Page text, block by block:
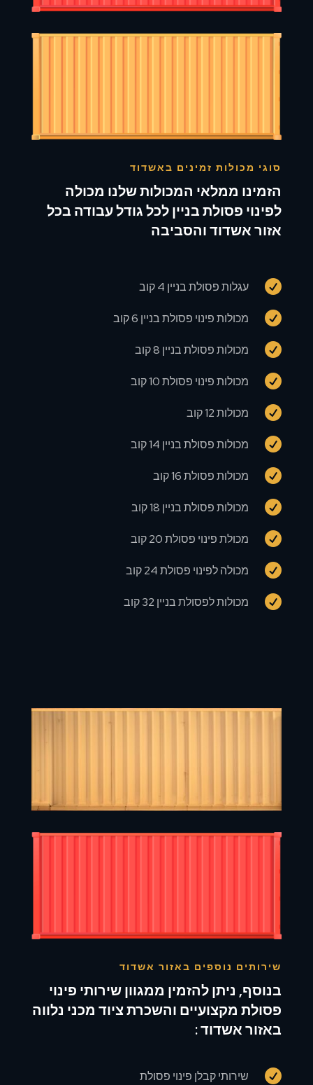
סוגי מכולות זמינים באשדוד
הזמינו ממלאי המכולות שלנו מכולה
לפינוי פסולת בניין לכל גודל עבודה בכל
אזור אשדוד והסביבה
 עגלות פסולת בניין 4 קוב
 מכולות פינוי פסולת בניין 6 קוב
 מכולות פסולת בניין 8 קוב
 מכולות פינוי פסולת 10 קוב
 מכולות 12 קוב
 מכולות פסולת בניין 14 קוב
 מכולות פסולת 16 קוב
 מכולות פסולת בניין 18 קוב
 מכולת פינוי פסולת 20 קוב
 מכולה לפינוי פסולת 24 קוב
 מכולות לפסולת בניין 32 קוב
שירותים נוספים באזור אשדוד
בנוסף, ניתן להזמין ממגוון שירותי פינוי
פסולת מקצועיים והשכרת ציוד מכני נלווה
באזור אשדוד :
 שירותי קבלן פינוי פסולת